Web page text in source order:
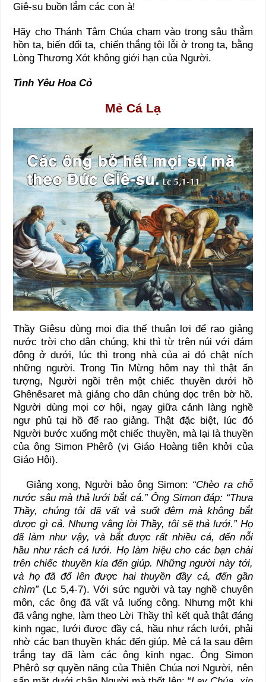
Giê-su buồn lắm các con à!
Hãy cho Thánh Tâm Chúa chạm vào trong sâu thẳm
hồn ta, biến đổi ta, chiến thắng tội lỗi ở trong ta, bằng
Lòng Thương Xót không giới hạn của Người.
Tình Yêu Hoa Cỏ
Mẻ Cá Lạ
Thầy Giêsu dùng mọi địa thế thuận lợi để rao giảng
nước trời cho dân chúng, khi thì từ trên núi với đám
đông ở dưới, lúc thì trong nhà của ai đó chật ních
những người. Trong Tin Mừng hôm nay thì thật ấn
tượng, Người ngồi trên một chiếc thuyền dưới hồ
Ghênêsaret mà giảng cho dân chúng dọc trên bờ hồ.
Người dùng mọi cơ hội, ngay giữa cảnh làng nghề
ngư phủ tại hồ để rao giảng. Thật đặc biệt, lúc đó
Người bước xuống một chiếc thuyền, mà lại là thuyền
của ông Simon Phêrô (vị Giáo Hoàng tiên khởi của
Giáo Hội).
Giảng xong, Người bảo ông Simon: “Chèo ra chỗ
nước sâu mà thả lưới bắt cá.” Ông Simon đáp: “Thưa
Thầy, chúng tôi đã vất vả suốt đêm mà không bắt
được gì cả. Nhưng vâng lời Thầy, tôi sẽ thả lưới.” Họ
đã làm như vậy, và bắt được rất nhiều cá, đến nỗi
hầu như rách cả lưới. Họ làm hiệu cho các bạn chài
trên chiếc thuyền kia đến giúp. Những người này tới,
và họ đã đổ lên được hai thuyền đầy cá, đến gần
chìm” (Lc 5,4-7). Với sức người và tay nghề chuyên
môn, các ông đã vất vả luống công. Nhưng một khi
đã vâng nghe, làm theo Lời Thầy thì kết quả thật đáng
kinh ngạc, lưới được đầy cá, hầu như rách lưới, phải
nhờ các bạn thuyền khác đến giúp. Mẻ cá lạ sau đêm
trắng tay đã làm các ông kinh ngạc. Ông Simon
Phêrô sợ quyền năng của Thiên Chúa nơi Người, nên